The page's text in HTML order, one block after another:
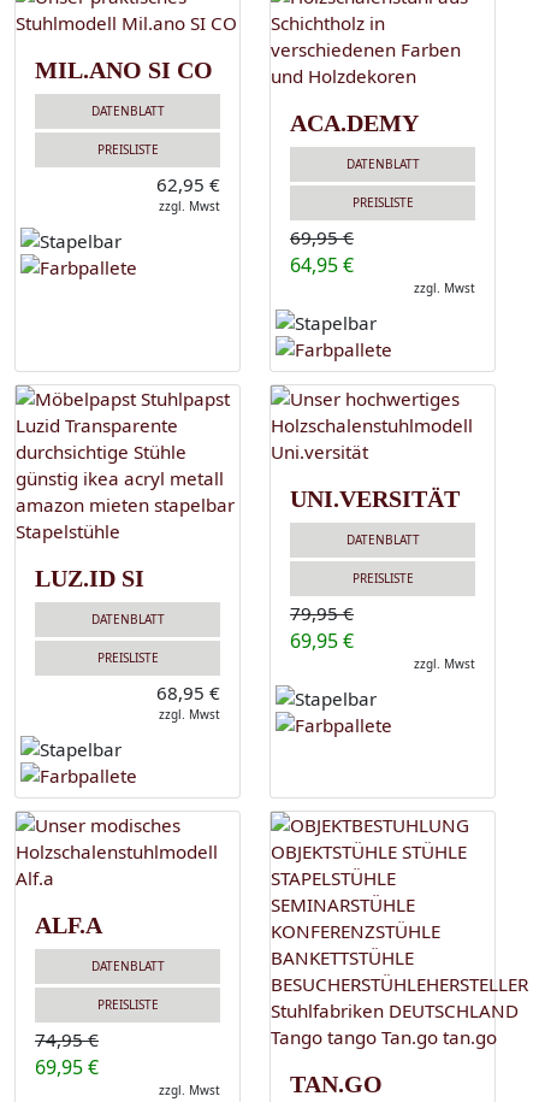
MIL.ANO SI CO
DATENBLATT
PREISLISTE
62,95 €
zzgl. Mwst
ACA.DEMY
DATENBLATT
PREISLISTE
69,95 €
64,95 €
zzgl. Mwst
LUZ.ID SI
DATENBLATT
PREISLISTE
68,95 €
zzgl. Mwst
UNI.VERSITÄT
DATENBLATT
PREISLISTE
79,95 €
69,95 €
zzgl. Mwst
ALF.A
DATENBLATT
PREISLISTE
74,95 €
69,95 €
zzgl. Mwst TAN.GO